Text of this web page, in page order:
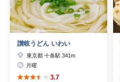
讃岐うどん いわい
東京都 十条駅 341m
月曜
3.7